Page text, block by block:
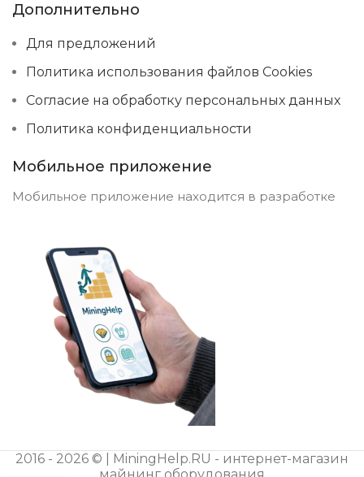
Дополнительно
Для предложений
Политика использования файлов Cookies
Согласие на обработку персональных данных
Политика конфиденциальности
Мобильное приложение
Мобильное приложение находится в разработке
2016 - 2026 © | MiningHelp.RU - интернет-магазин